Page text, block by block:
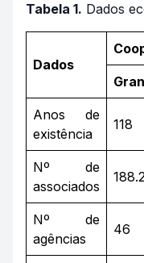
Tabela 1. Dados
Dados
Anos de
existência
118
Nº de
associados
Nº de
agências
46